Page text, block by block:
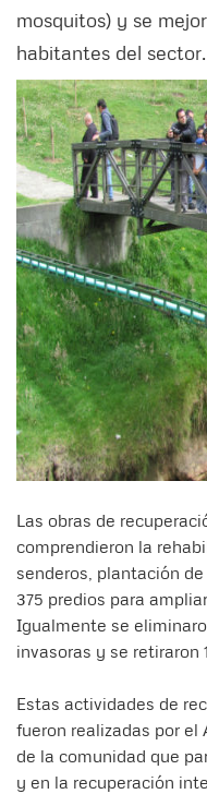
mosquitos) y se
habitantes del sector.
Las obras de
comprendieron la
senderos, plantación
375 predios para
Igualmente se
invasoras y se retiraron
Estas actividades de
fueron realizadas por
de la comunidad que
y en la recuperación